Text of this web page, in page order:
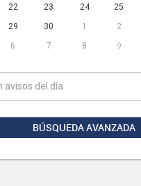
22 23 24 25
29 30 1 2
6 7 8 9
BÚSQUEDA AVANZADA